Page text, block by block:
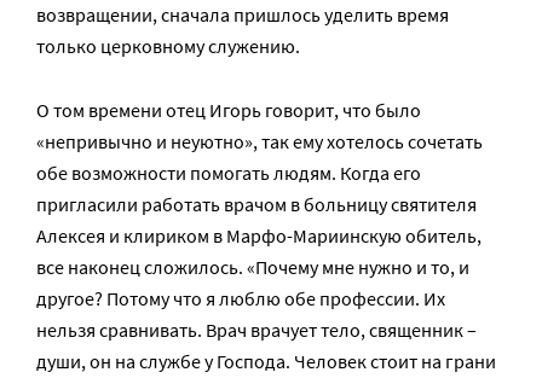
возвращении, сначала пришлось уделить время
только церковному служению.
О том времени отец Игорь говорит, что было
«непривычно и неуютно», так ему хотелось сочетать
обе возможности помогать людям. Когда его
пригласили работать врачом в больницу святителя
Алексея и клириком в Марфо-Мариинскую обитель,
все наконец сложилось. «Почему мне нужно и то, и
другое? Потому что я люблю обе профессии. Их
нельзя сравнивать. Врач врачует тело, священник –
души, он на службе у Господа. Человек стоит на грани